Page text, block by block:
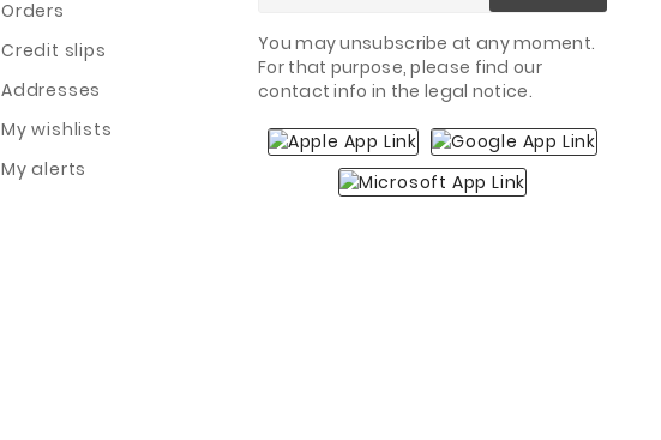
Orders
Credit slips
Addresses
My wishlists
My alerts
You may unsubscribe at any moment.
For that purpose, please find our
contact info in the legal notice.